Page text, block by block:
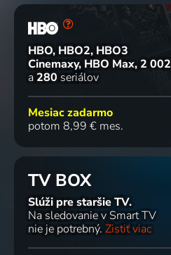
HBO, HBO2, HBO3
Cinemaxy, HBO Max 2 002
a 280 seriálov
Mesiac zadarmo
potom 8,99 € mes.
TV BOX
Slúži pre staršie TV.
Na sledovanie v Smart TV
nie je potrebný. Zistiť viac